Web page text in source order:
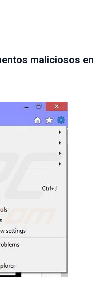
maliciosos en